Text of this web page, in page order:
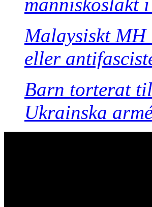
Malaysiskt MH
eller
Barn torterat
Ukrainska